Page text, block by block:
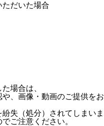
ただいた場合
場合は、
、画像・動画のご提供をお
失（処分）されてしまいま
ご注意ください。